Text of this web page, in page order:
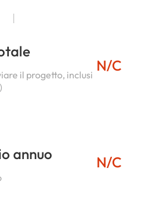
il progetto, inclusi
N/C
annuo N/C